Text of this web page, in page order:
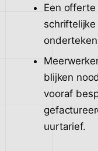
Een
blijken
vooraf
uurtarief.